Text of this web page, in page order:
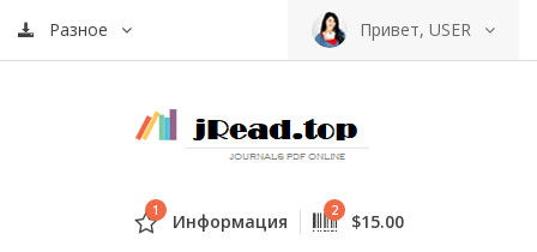
Разное Привет, USER
1 Информация 2 $15.00